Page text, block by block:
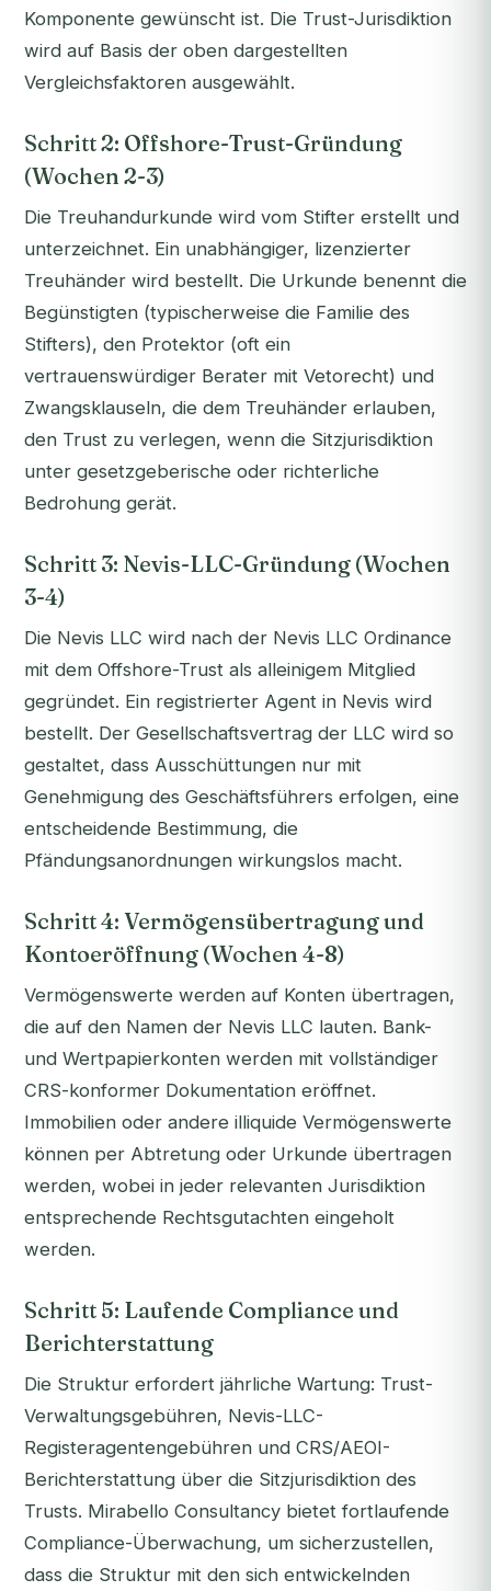
Komponente gewünscht ist. Die Trust-Jurisdiktion
wird auf Basis der oben dargestellten
Vergleichsfaktoren ausgewählt.
Schritt 2: Offshore-Trust-Gründung
(Wochen 2-3)
Die Treuhandurkunde wird vom Stifter erstellt und
unterzeichnet. Ein unabhängiger, lizenzierter
Treuhänder wird bestellt. Die Urkunde benennt die
Begünstigten (typischerweise die Familie des
Stifters), den Protektor (oft ein
vertrauenswürdiger Berater mit Vetorecht) und
Zwangsklauseln, die dem Treuhänder erlauben,
den Trust zu verlegen, wenn die Sitzjurisdiktion
unter gesetzgeberische oder richterliche
Bedrohung gerät.
Schritt 3: Nevis-LLC-Gründung (Wochen
3-4)
Die Nevis LLC wird nach der Nevis LLC Ordinance
mit dem Offshore-Trust als alleinigem Mitglied
gegründet. Ein registrierter Agent in Nevis wird
bestellt. Der Gesellschaftsvertrag der LLC wird so
gestaltet, dass Ausschüttungen nur mit
Genehmigung des Geschäftsführers erfolgen, eine
entscheidende Bestimmung, die
Pfändungsanordnungen wirkungslos macht.
Schritt 4: Vermögensübertragung und
Kontoeröffnung (Wochen 4-8)
Vermögenswerte werden auf Konten übertragen,
die auf den Namen der Nevis LLC lauten. Bank-
und Wertpapierkonten werden mit vollständiger
CRS-konformer Dokumentation eröffnet.
Immobilien oder andere illiquide Vermögenswerte
können per Abtretung oder Urkunde übertragen
werden, wobei in jeder relevanten Jurisdiktion
entsprechende Rechtsgutachten eingeholt
werden.
Schritt 5: Laufende Compliance und
Berichterstattung
Die Struktur erfordert jährliche Wartung: Trust-
Verwaltungsgebühren, Nevis-LLC-
Registeragentengebühren und CRS/AEOI-
Berichterstattung über die Sitzjurisdiktion des
Trusts. Mirabello Consultancy bietet fortlaufende
Compliance-Überwachung, um sicherzustellen,
dass die Struktur mit den sich entwickelnden